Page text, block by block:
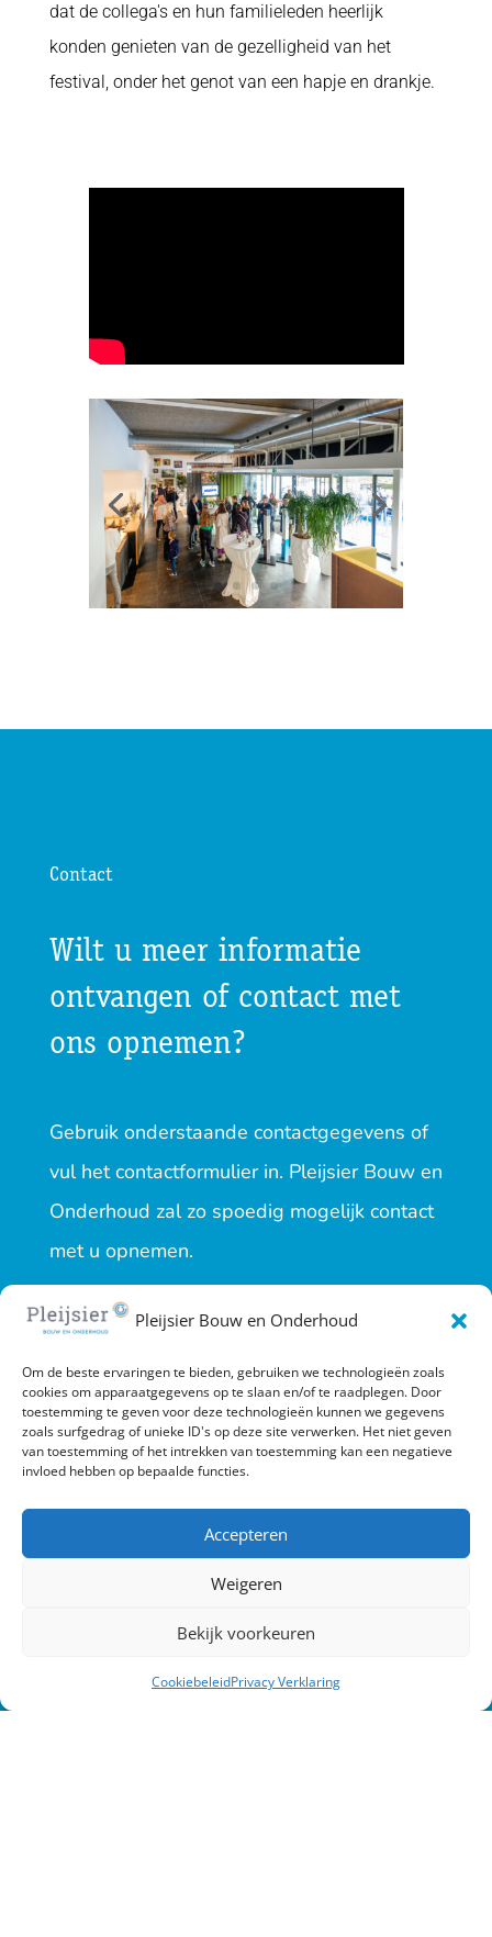
Pleijsier Bouw en Onderhoud
Om de beste ervaringen te bieden, gebruiken we technologieën zoals
cookies om apparaatgegevens op te slaan en/of te raadplegen. Door
toestemming te geven voor deze technologieën kunnen we gegevens
zoals surfgedrag of unieke ID's op deze site verwerken. Het niet geven
van toestemming of het intrekken van toestemming kan een negatieve
invloed hebben op bepaalde functies.
Accepteren
Weigeren
Bekijk voorkeuren
CookiebeleidPrivacy Verklaring
dat de collega's en hun familieleden heerlijk
konden genieten van de gezelligheid van het
festival, onder het genot van een hapje en drankje.
Contact
Wilt u meer informatie
ontvangen of contact met
ons opnemen?
Gebruik onderstaande contactgegevens of
vul het contactformulier in. Pleijsier Bouw en
Onderhoud zal zo spoedig mogelijk contact
met u opnemen.